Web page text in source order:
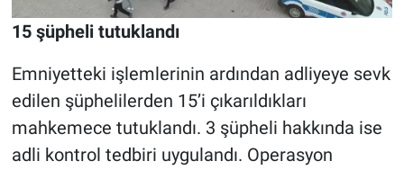
15 şüpheli tutuklandı
Emniyetteki işlemlerinin ardından adliyeye sevk
edilen şüphelilerden 15’i çıkarıldıkları
mahkemece tutuklandı. 3 şüpheli hakkında ise
adli kontrol tedbiri uygulandı. Operasyon